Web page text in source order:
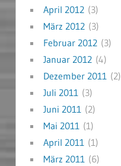
April 2012(3)
März 2012(3)
Februar 2012(3)
Januar 2012(4)
Dezember 2011(2)
Juli 2011(3)
Juni 2011(2)
Mai 2011(1)
April 2011(1)
März 2011(6)